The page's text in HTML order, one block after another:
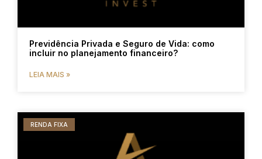
Previdência Privada e Seguro de Vida: como
incluir no planejamento financeiro?
LEIA MAIS »
RENDA FIXA